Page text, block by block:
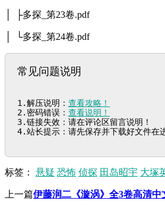
│ ├多探_第23卷.pdf
│ └多探_第24卷.pdf
常见问题说明
1.解压说明： 查看攻略！
2.密码错误： 查看说明！
3.链接失效：请在评论区留言说明！
4.站长提示：请先保存并下载好文件在
标签： 悬疑 恐怖 侦探 田岛昭宇 大塚
上一篇伊藤润二《漩涡》全3卷高清中